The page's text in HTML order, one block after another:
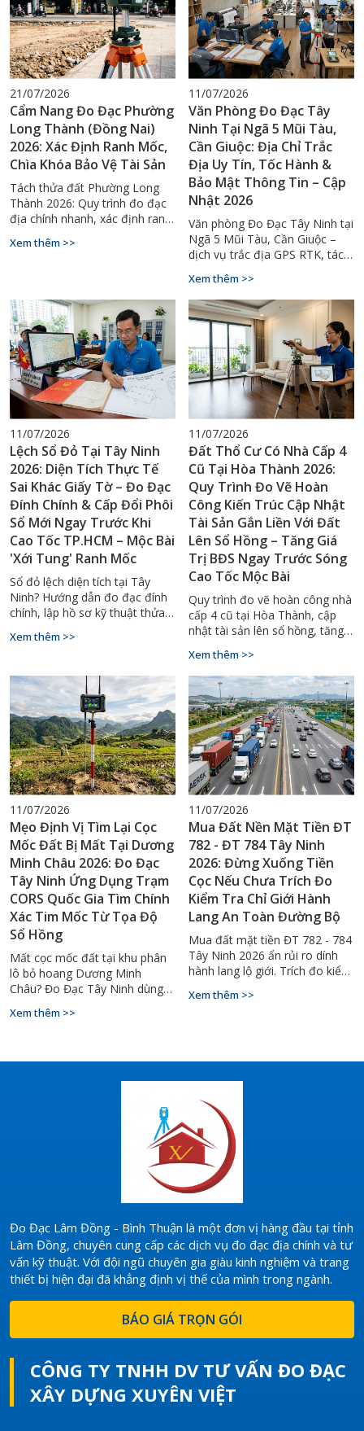
21/07/2026
Cẩm Nang Đo Đạc Phường
Long Thành (Đồng Nai)
2026: Xác Định Ranh Mốc,
Chìa Khóa Bảo Vệ Tài Sản
Tách thửa đất Phường Long
Thành 2026: Quy trình đo đạc
địa chính nhanh, xác định ranh
vấn 0929.88.66.99.
Xem thêm >>
11/07/2026
Văn Phòng Đo Đạc Tây
Ninh Tại Ngã 5 Mũi Tàu,
Cần Giuộc: Địa Chỉ Trắc
Địa Uy Tín, Tốc Hành &
Bảo Mật Thông Tin – Cập
Nhật 2026
Văn phòng Đo Đạc Tây Ninh tại
Ngã 5 Mũi Tàu, Cần Giuộc –
dịch vụ trắc địa GPS RTK, tách
tỉnh. Hotline: 0929.88.66.99.
Xem thêm >>
11/07/2026
Lệch Sổ Đỏ Tại Tây Ninh
2026: Diện Tích Thực Tế
Sai Khác Giấy Tờ – Đo Đạc
Đính Chính & Cấp Đổi Phôi
Sổ Mới Ngay Trước Khi
Cao Tốc TP.HCM – Mộc Bài
'Xới Tung' Ranh Mốc
Sổ đỏ lệch diện tích tại Tây
Ninh? Hướng dẫn đo đạc đính
chính, lập hồ sơ kỹ thuật thửa
Gọi ngay 0929.88.66.99.
Xem thêm >>
11/07/2026
Đất Thổ Cư Có Nhà Cấp 4
Cũ Tại Hòa Thành 2026:
Quy Trình Đo Vẽ Hoàn
Công Kiến Trúc Cập Nhật
Tài Sản Gắn Liền Với Đất
Lên Sổ Hồng – Tăng Giá
Trị BĐS Ngay Trước Sóng
Cao Tốc Mộc Bài
Quy trình đo vẽ hoàn công nhà
cấp 4 cũ tại Hòa Thành, cập
nhật tài sản lên sổ hồng, tăng
0929.88.66.99 – Đo Đạc Tây
Ninh.
Xem thêm >>
11/07/2026
Mẹo Định Vị Tìm Lại Cọc
Mốc Đất Bị Mất Tại Dương
Minh Châu 2026: Đo Đạc
Tây Ninh Ứng Dụng Trạm
CORS Quốc Gia Tìm Chính
Xác Tim Mốc Từ Tọa Độ
Sổ Hồng
Mất cọc mốc đất tại khu phân
lô bỏ hoang Dương Minh
Châu? Đo Đạc Tây Ninh dùng
chính xác tuyệt đối. Gọi
Xem thêm >>
11/07/2026
Mua Đất Nền Mặt Tiền ĐT
782 - ĐT 784 Tây Ninh
2026: Đừng Xuống Tiền
Cọc Nếu Chưa Trích Đo
Kiểm Tra Chỉ Giới Hành
Lang An Toàn Đường Bộ
Mua đất mặt tiền ĐT 782 - 784
Tây Ninh 2026 ẩn rủi ro dính
hành lang lộ giới. Trích đo kiểm
Tây Ninh - 0929.88.66.99.
Xem thêm >>
Đo Đạc Lâm Đồng - Bình Thuận là một đơn vị hàng đầu tại tỉnh
Lâm Đồng, chuyên cung cấp các dịch vụ đo đạc địa chính và tư
vấn kỹ thuật. Với đội ngũ chuyên gia giàu kinh nghiệm và trang
thiết bị hiện đại đã khẳng định vị thế của mình trong ngành.
BÁO GIÁ TRỌN GÓI
CÔNG TY TNHH DV TƯ VẤN ĐO ĐẠC
XÂY DỰNG XUYÊN VIỆT